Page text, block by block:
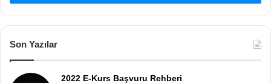
Son Yazılar
2022 E-Kurs Başvuru Rehberi